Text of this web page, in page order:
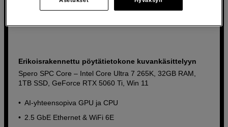
Erikoisrakennettu pöytätietokone kuvankäsittelyyn
Spero SPC Core – Intel Core Ultra 7 265K, 32GB RAM,
1TB SSD, GeForce RTX 5060 Ti, Win 11
AI-yhteensopiva GPU ja CPU
2.5 GbE Ethernet & WiFi 6E